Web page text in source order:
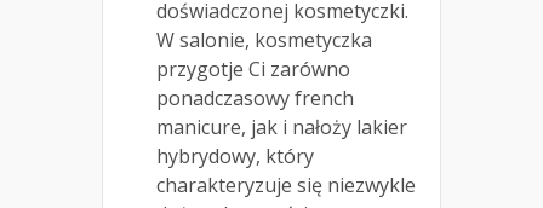
doświadczonej kosmetyczki.
W salonie, kosmetyczka
przygotje Ci zarówno
ponadczasowy french
manicure, jak i nałoży lakier
hybrydowy, który
charakteryzuje się niezwykle